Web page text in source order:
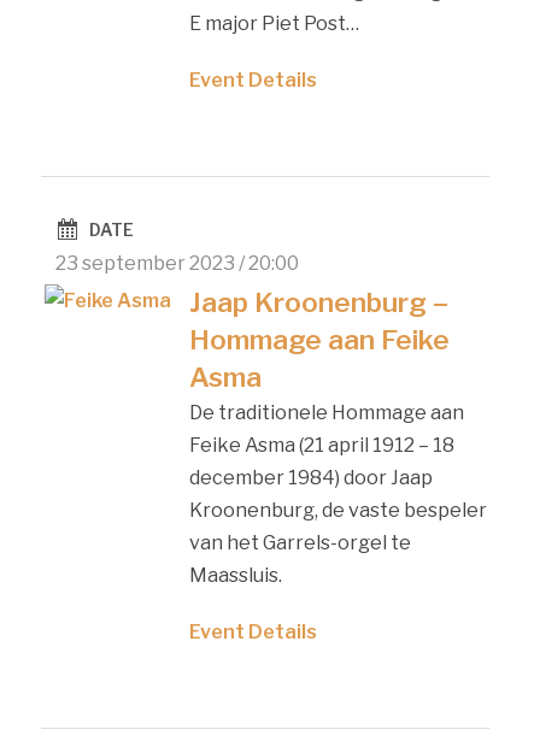
E major Piet Post…
Event Details
DATE
23 september 2023 / 20:00
Jaap Kroonenburg –
Hommage aan Feike
Asma
De traditionele Hommage aan
Feike Asma (21 april 1912 – 18
december 1984) door Jaap
Kroonenburg, de vaste bespeler
van het Garrels-orgel te
Maassluis.
Event Details